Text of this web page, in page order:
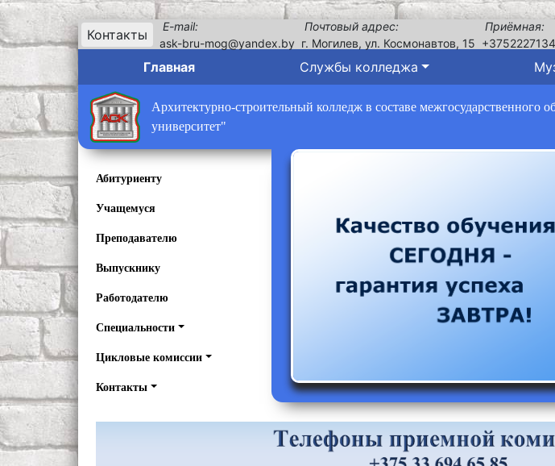
Контакты
E-mail:
ask-bru-mog@yandex.by
Почтовый адрес:
г. Могилев, ул. Космонавтов, 15
Приёмная:
Главная Службы колледжа
Архитектурно-строительный колледж в составе межгосударственного
университет"
Абитуриенту
Учащемуся
Преподавателю
Выпускнику
Работодателю
Специальности
Цикловые комиссии
Контакты